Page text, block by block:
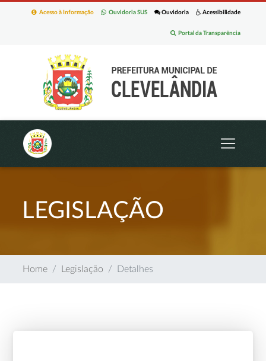
Acessibilidade
Ouvidoria
Ouvidoria SUS
Acesso à Informação
Portal da Transparência
LEGISLAÇÃO
Home Legislação Detalhes